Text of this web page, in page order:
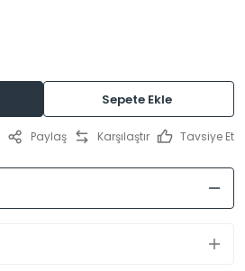
Sepete Ekle
Paylaş Karşılaştır Tavsiye Et